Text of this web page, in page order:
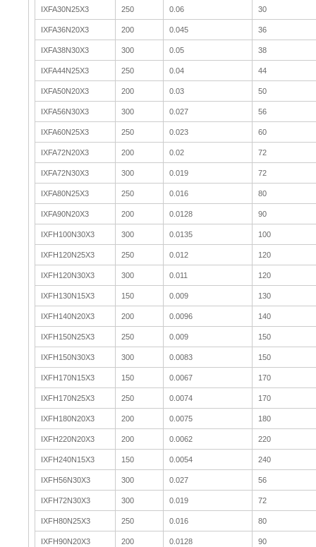
IXFA30N25X3 250 0.06 30
IXFA36N20X3 200 0.045 36
IXFA38N30X3 300 0.05 38
IXFA44N25X3 250 0.04 44
IXFA50N20X3 200 0.03 50
IXFA56N30X3 300 0.027 56
IXFA60N25X3 250 0.023 60
IXFA72N20X3 200 0.02 72
IXFA72N30X3 300 0.019 72
IXFA80N25X3 250 0.016 80
IXFA90N20X3 200 0.0128 90
IXFH100N30X3 300 0.0135 100
IXFH120N25X3 250 0.012 120
IXFH120N30X3 300 0.011 120
IXFH130N15X3 150 0.009 130
IXFH140N20X3 200 0.0096 140
IXFH150N25X3 250 0.009 150
IXFH150N30X3 300 0.0083 150
IXFH170N15X3 150 0.0067 170
IXFH170N25X3 250 0.0074 170
IXFH180N20X3 200 0.0075 180
IXFH220N20X3 200 0.0062 220
IXFH240N15X3 150 0.0054 240
IXFH56N30X3 300 0.027 56
IXFH72N30X3 300 0.019 72
IXFH80N25X3 250 0.016 80
IXFH90N20X3 200 0.0128 90